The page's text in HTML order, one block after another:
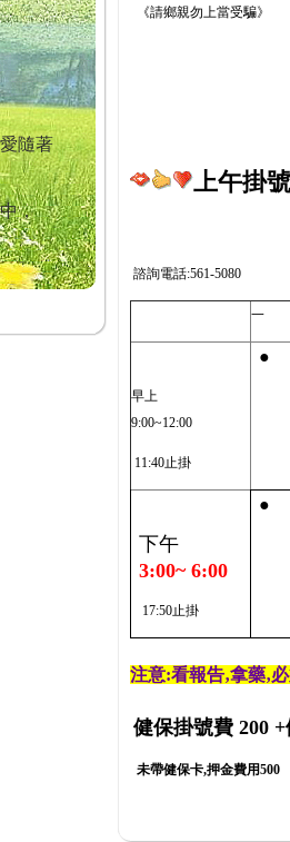
隨著
，
《請鄉親勿上當受騙》
上午掛
諮詢電話:561-5080
一
早上
9:00~12:00
11:40止掛
●
下午
3:00~ 6:00
17:50止掛
●
注意:看報告‚拿藥‚
健保掛號費 200 +
未帶健保卡,押金費用500